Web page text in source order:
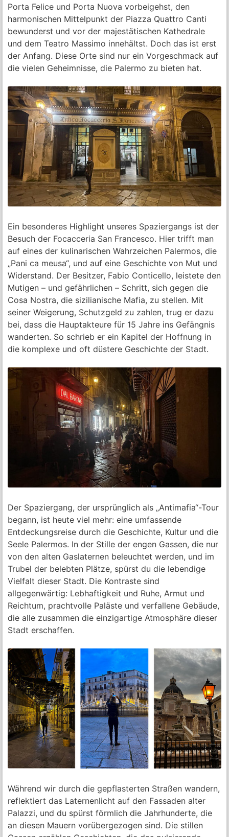
Porta Felice und Porta Nuova vorbeigehst, den
harmonischen Mittelpunkt der Piazza Quattro Canti
bewunderst und vor der majestätischen Kathedrale
und dem Teatro Massimo innehältst. Doch das ist erst
der Anfang. Diese Orte sind nur ein Vorgeschmack auf
die vielen Geheimnisse, die Palermo zu bieten hat.
Ein besonderes Highlight unseres Spaziergangs ist der
Besuch der Focacceria San Francesco. Hier trifft man
auf eines der kulinarischen Wahrzeichen Palermos, die
„Pani ca meusa“, und auf eine Geschichte von Mut und
Widerstand. Der Besitzer, Fabio Conticello, leistete den
Mutigen – und gefährlichen – Schritt, sich gegen die
Cosa Nostra, die sizilianische Mafia, zu stellen. Mit
seiner Weigerung, Schutzgeld zu zahlen, trug er dazu
bei, dass die Hauptakteure für 15 Jahre ins Gefängnis
wanderten. So schrieb er ein Kapitel der Hoffnung in
die komplexe und oft düstere Geschichte der Stadt.
Der Spaziergang, der ursprünglich als „Antimafia“-Tour
begann, ist heute viel mehr: eine umfassende
Entdeckungsreise durch die Geschichte, Kultur und die
Seele Palermos. In der Stille der engen Gassen, die nur
von den alten Gaslaternen beleuchtet werden, und im
Trubel der belebten Plätze, spürst du die lebendige
Vielfalt dieser Stadt. Die Kontraste sind
allgegenwärtig: Lebhaftigkeit und Ruhe, Armut und
Reichtum, prachtvolle Paläste und verfallene Gebäude,
die alle zusammen die einzigartige Atmosphäre dieser
Stadt erschaffen.
Während wir durch die gepflasterten Straßen wandern,
reflektiert das Laternenlicht auf den Fassaden alter
Palazzi, und du spürst förmlich die Jahrhunderte, die
an diesen Mauern vorübergezogen sind. Die stillen